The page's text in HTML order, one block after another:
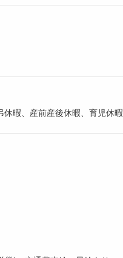
暇、産前産後休暇、育児休暇